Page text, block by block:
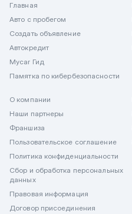
Главная
Авто с пробегом
Создать объявление
Автокредит
Mycar Гид
Памятка по кибербезопасности
О компании
Наши партнеры
Франшиза
Пользовательское соглашение
Политика конфиденциальности
Сбор и обработка персональных
данных
Правовая информация
Договор присоединения